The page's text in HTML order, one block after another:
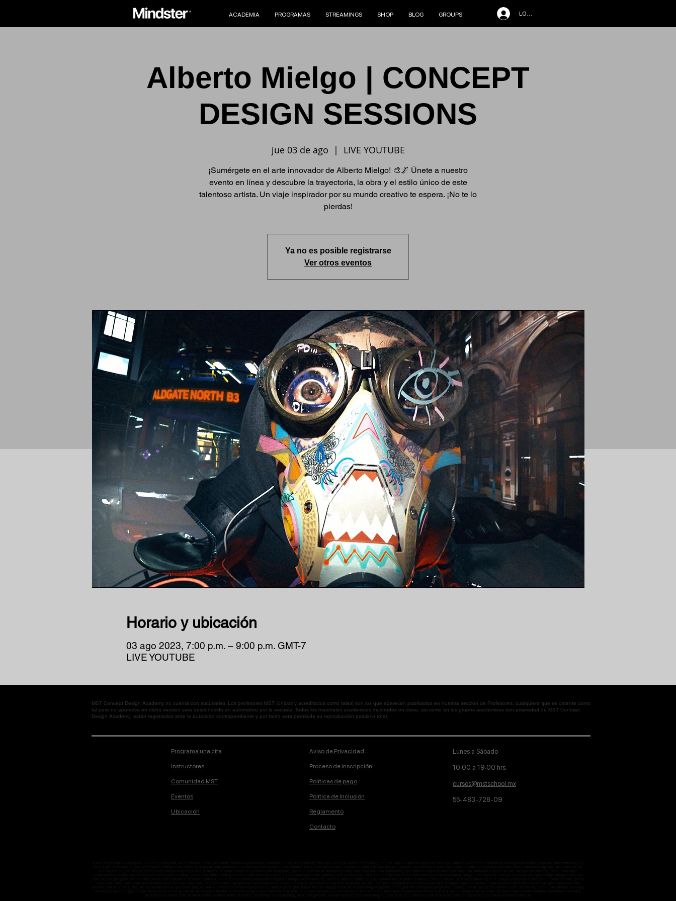
ACADEMIA PROGRAMAS STREAMINGS SHOP BLOG GROUPS LOG IN
Alberto Mielgo | CONCEPT
DESIGN SESSIONS
jue 03 de ago
  |
LIVE YOUTUBE
¡Sumérgete en el arte innovador de Alberto Mielgo! 🎨🌌 Únete a nuestro
evento en línea y descubre la trayectoria, la obra y el estilo único de este
talentoso artista. Un viaje inspirador por su mundo creativo te espera. ¡No te lo
pierdas!
Ya no es posible registrarse
Ver otros eventos
Horario y ubicación
03 ago 2023, 7:00 p.m. – 9:00 p.m. GMT-7
LIVE YOUTUBE
MST Concept Design Academy no cuenta con sucursales. Los profesores MST (únicos y acreditados como tales) son los que aparecen publicados en nuestra sección de Profesores; cualquiera que se ostente como
tal pero no aparezca en dicha sección será desconocido en automático por la escuela. Todos los materiales académicos mostrados en clase, así como en los grupos académicos son propiedad de MST Concept
Design Academy, están registrados ante la autoridad correspondiente y por tanto está prohibida su reproducción parcial o total.
Programa una cita
Instructores
Comunidad MST
Eventos
Ubicación
Aviso de Privacidad
Proceso de inscripción
Políticas de pago
Política de Inclusión
Reglamento
Contacto
Lunes a Sábado
10:00 a 19:00 hrs.
cursos@mstschool.mx
55-483-728-09